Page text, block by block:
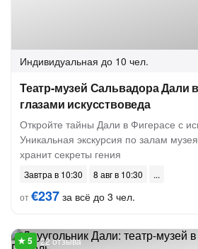
Индивидуальная до 10 чел.
Театр-музей Сальвадора Дали
глазами искусствоведа
Откройте тайны Дали в Фигерасе с
Уникальная экскурсия по залам
хранит секреты гения
Завтра в 10:30
8 авг в 10:30
от€237 за всё до 3 чел.
22 отзыва